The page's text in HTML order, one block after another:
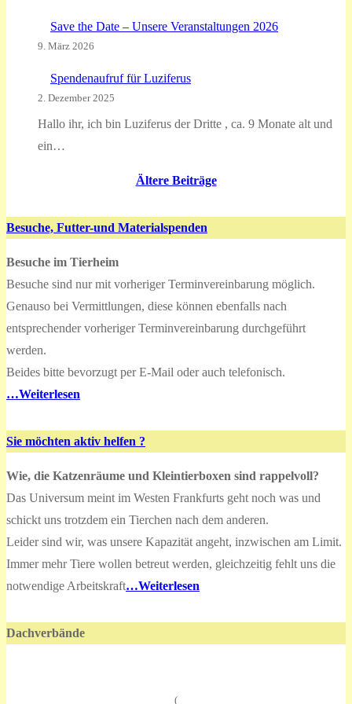
Save the Date – Unsere Veranstaltungen 2026
9. März 2026
Spendenaufruf für Luziferus
2. Dezember 2025
Hallo ihr, ich bin Luziferus der Dritte , ca. 9 Monate alt und
ein…
Ältere Beiträge
Besuche, Futter-und Materialspenden
Besuche im Tierheim
Besuche sind nur mit vorheriger Terminvereinbarung möglich.
Genauso bei Vermittlungen, diese können ebenfalls nach
entsprechender vorheriger Terminvereinbarung durchgeführt
werden.
Beides bitte bevorzugt per E-Mail oder auch telefonisch.
…Weiterlesen
Sie möchten aktiv helfen ?
Wie, die Katzenräume und Kleintierboxen sind rappelvoll?
Das Universum meint im Westen Frankfurts geht noch was und
schickt uns trotzdem ein Tierchen nach dem anderen.
Leider sind wir, was unsere Kapazität angeht, inzwischen am Limit.
Immer mehr Tiere wollen betreut werden, gleichzeitig fehlt uns die
notwendige Arbeitskraft…Weiterlesen
Dachverbände
(